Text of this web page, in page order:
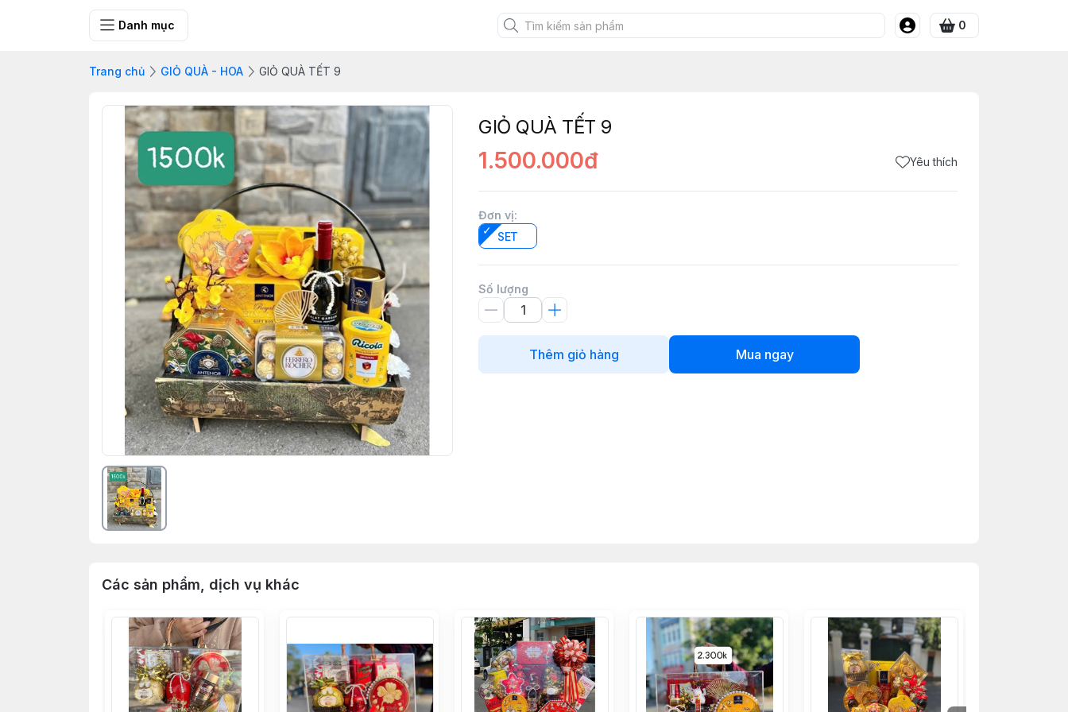
Danh mục 0
Trang chủ GIỎ QUÀ - HOA GIỎ QUÀ TẾT 9
GIỎ QUÀ TẾT 9
1.500.000đ Yêu thích
Đơn vị:
SET
Số lượng
Thêm giỏ hàng Mua ngay
Các sản phẩm, dịch vụ khác